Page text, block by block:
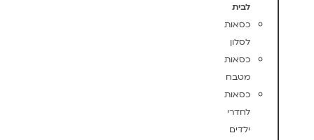
לבית
כסאות
לסלון
כסאות
מטבח
כסאות
לחדרי
ילדים